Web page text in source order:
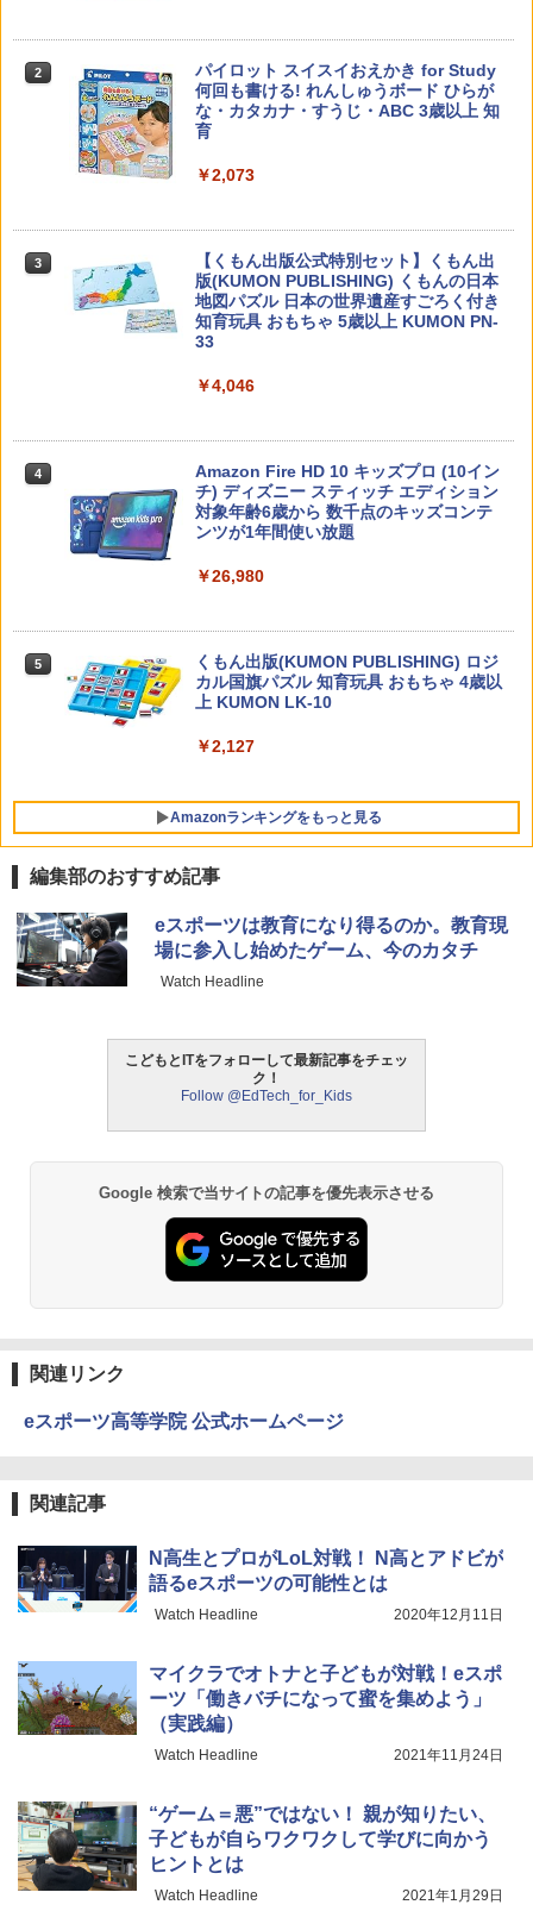
2 子どもが変わる魔法の言葉
￥2,200
カウンセリングとは何か 変化するという
こと (講談社現代新書 2787)
￥1,540
￥1,870
ゼロからわかる！ みるみる図形に強く
￥1,430
2
パイロット スイスイおえかき for Study
何回も書ける! れんしゅうボード ひらが
な・カタカナ・すうじ・ABC 3歳以上 知
育
￥2,073
3
【くもん出版公式特別セット】くもん出
版(KUMON PUBLISHING) くもんの日本
地図パズル 日本の世界遺産すごろく付き
知育玩具 おもちゃ 5歳以上 KUMON PN-
33
￥4,046
4
Amazon Fire HD 10 キッズプロ (10イン
チ) ディズニー スティッチ エディション
対象年齢6歳から 数千点のキッズコンテ
ンツが1年間使い放題
￥26,980
5
くもん出版(KUMON PUBLISHING) ロジ
カル国旗パズル 知育玩具 おもちゃ 4歳以
上 KUMON LK-10
￥2,127
Amazonランキングをもっと見る
1
タッチペンで音が聞ける!はじめてずかん
1000 英語つき ([バラエティ])
￥5,478
中学英語をもう一度ひとつひとつわかり
やすく。改訂版
仮面ライダー 改造人間 限定ケース版
4
つかめ！理科ダマン 12 最強ロボット決
戦！編
5
みんな大好き！ ヤマザキパン シールBO
OK（重版：10月上旬発送） (TJMOOK)
1
ThinkFun ボードゲーム 「サーキット・
メイズ」 配線回路をプログラミングする
日本語説明書付 8歳~ 76341 誕生日 クリ
スマス
ーム
物理実験モデル楽器電磁気教材を教える
ダルトンボード/ゴルトンボード物理学、
Galtonplatteの物理的な機器
エンジニアリングキット小さなカート -
エンスツール
5 Fernrohr:実験用キャビネット
￥4,746
編集部のおすすめ記事
eスポーツは教育になり得るのか。教育現
場に参入し始めたゲーム、今のカタチ
Watch Headline
こどもとITをフォローして最新記事をチェッ
ク！
Follow @EdTech_for_Kids
Google 検索で当サイトの記事を優先表示させる
関連リンク
eスポーツ高等学院 公式ホームページ
関連記事
N高生とプロがLoL対戦！ N高とアドビが
語るeスポーツの可能性とは
Watch Headline 2020年12月11日
マイクラでオトナと子どもが対戦！eスポ
ーツ「働きバチになって蜜を集めよう」
（実践編）
Watch Headline 2021年11月24日
“ゲーム＝悪”ではない！ 親が知りたい、
子どもが自らワクワクして学びに向かう
ヒントとは
Watch Headline 2021年1月29日